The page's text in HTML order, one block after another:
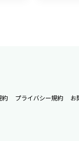
約 プライバシー規約 お